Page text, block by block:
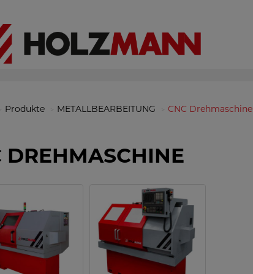
Produkte METALLBEARBEITUNG CNC Drehmaschine
DREHMASCHINE